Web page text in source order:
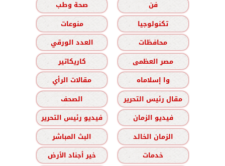
فن
صحة وطب
تكنولوجيا
منوعات
محافظات
العدد الورقي
مصر العظمى
كاريكاتير
وا إسلاماه
مقالات الرأي
مقال رئيس التحرير
الصحف
فيديو الزمان
فيديو رئيس التحرير
الزمان الخالد
البث المباشر
خدمات
خير أجناد الأرض